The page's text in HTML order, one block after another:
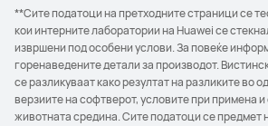
**Сите податоци на претходните страници се
кои интерните лаборатории на Huawei се
извршени под особени услови. За повеќе
горенаведените детали за производот.
се разликуваат како резултат на разликите во
верзиите на софтверот, условите при примена
животната средина. Сите податоци се предмет